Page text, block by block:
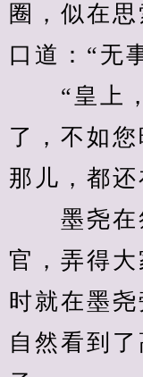
圈，似在
口道：“无
“皇上，
了，不如
那儿，都
墨尧在
官，弄得
时就在墨
自然看到